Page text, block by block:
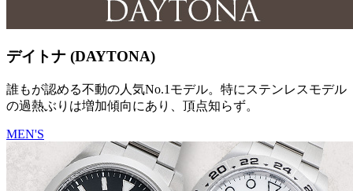
デイトナ (DAYTONA)
誰もが認める不動の人気No.1モデル。特にステンレスモデル
の過熱ぶりは増加傾向にあり、頂点知らず。
MEN'S